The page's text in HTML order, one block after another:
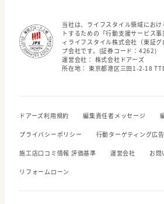
当社は、ライフスタイル領域にお
トするための「行動支援サービス
ィライフスタイル株式会社（東証
プ会社です。(証券コード：4262)
運営会社： 株式会社ドアーズ
所在地： 東京都港区三田1-2-18
ドアーズ利用規約 編集責任者メッセージ
プライバシーポリシー 行動ターゲティング広
施工店口コミ情報 評価基準 運営会社 お問
リフォームローン